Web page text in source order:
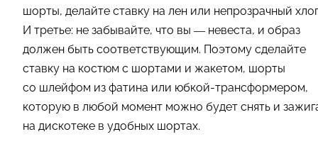
шорты, делайте ставку на лен или непрозрачный
И третье: не забывайте, что вы — невеста, и образ
должен быть соответствующим. Поэтому сделайте
ставку на костюм с шортами и жакетом, шорты
со шлейфом из фатина или юбкой-трансформером,
которую в любой момент можно будет снять и
на дискотеке в удобных шортах.